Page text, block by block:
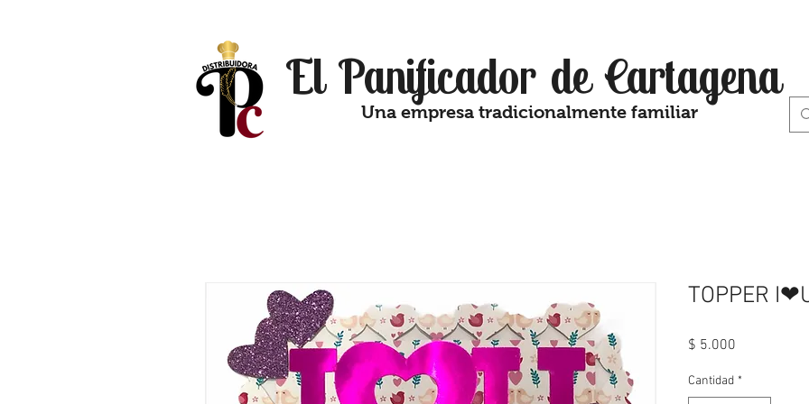
El Panificador de Cartagena
Una empresa tradicionalmente familiar
TOPPER
$ 5.000
Cantidad *